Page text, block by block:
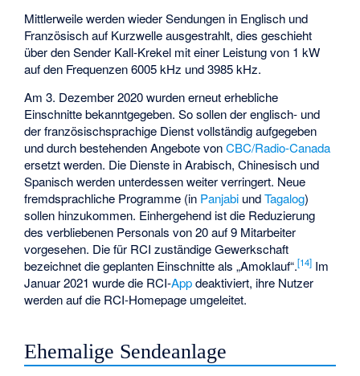
Mittlerweile werden wieder Sendungen in Englisch und
Französisch auf Kurzwelle ausgestrahlt, dies geschieht
über den Sender Kall-Krekel mit einer Leistung von 1 kW
auf den Frequenzen 6005 kHz und 3985 kHz.
Am 3. Dezember 2020 wurden erneut erhebliche
Einschnitte bekanntgegeben. So sollen der englisch- und
der französischsprachige Dienst vollständig aufgegeben
und durch bestehenden Angebote vonCBC/Radio-Canada
ersetzt werden. Die Dienste in Arabisch, Chinesisch und
Spanisch werden unterdessen weiter verringert. Neue
fremdsprachliche Programme (in Panjabi undTagalog)
sollen hinzukommen. Einhergehend ist die Reduzierung
des verbliebenen Personals von 20 auf 9 Mitarbeiter
vorgesehen. Die für RCI zuständige Gewerkschaft
bezeichnet die geplanten Einschnitte als „Amoklauf“.[14] Im
Januar 2021 wurde die RCI-Appdeaktiviert, ihre Nutzer
werden auf die RCI-Homepage umgeleitet.
Ehemalige Sendeanlage